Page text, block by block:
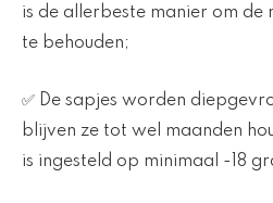
is de allerbeste manier om de
te behouden;
✅ De sapjes worden
blijven ze tot wel maanden
is ingesteld op minimaal -18